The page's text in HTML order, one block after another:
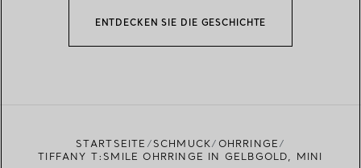
ENTDECKEN SIE DIE GESCHICHTE
STARTSEITE SCHMUCK
OHRRINGE
TIFFANY T:SMILE OHRRINGE IN GELBGOLD, MINI